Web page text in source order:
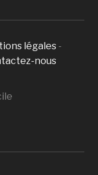
légales -
nous